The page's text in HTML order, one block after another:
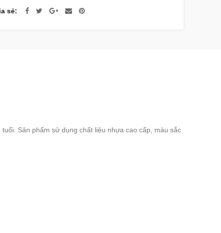
sẻ
Sản phẩm sử dụng chất liệu nhựa cao cấp, màu sắc